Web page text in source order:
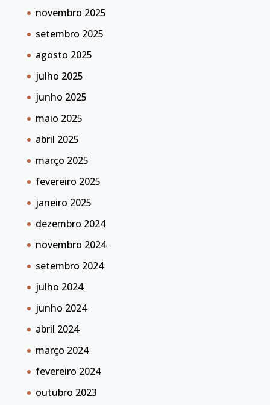
novembro 2025
setembro 2025
agosto 2025
julho 2025
junho 2025
maio 2025
abril 2025
março 2025
fevereiro 2025
janeiro 2025
dezembro 2024
novembro 2024
setembro 2024
julho 2024
junho 2024
abril 2024
março 2024
fevereiro 2024
outubro 2023